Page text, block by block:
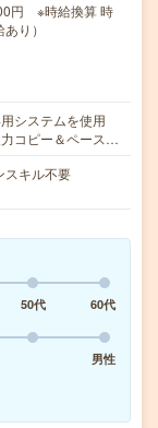
円 ※時給換算 時
り）
システムを使用
コピー＆ペース…
スキル不要
50代
60代
男性